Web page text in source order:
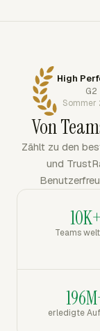
High
G2
Sommer
Von
Zählt zu den
und
10K+
Teams
erledigte